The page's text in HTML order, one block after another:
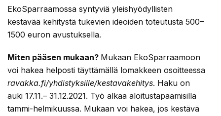
EkoSparraamossa syntyviä yleishyödyllisten
kestävää kehitystä tukevien ideoiden toteutusta 500–
1500 euron avustuksella.
Miten pääsen mukaan? Mukaan EkoSparraamoon
voi hakea helposti täyttämällä lomakkeen osoitteessa
ravakka.fi/yhdistyksille/kestavakehitys. Haku on
auki 17.11.– 31.12.2021. Työ alkaa aloitustapaamisilla
tammi-helmikuussa. Mukaan voi hakea, jos kestävä